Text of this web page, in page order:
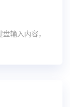
输入内容，